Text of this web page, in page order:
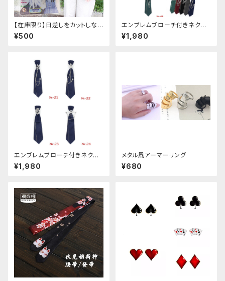
【在庫限り】日差しをカットしな
がら手元もオシャレに♪ UVア
ームカバー ブラック レース
¥500
エンブレムブローチ付きネクタ
イ(グリーン)
¥1,980
エンブレムブローチ付きネクタ
イ(ネイビー)
¥1,980
メタル風アーマーリング
¥680